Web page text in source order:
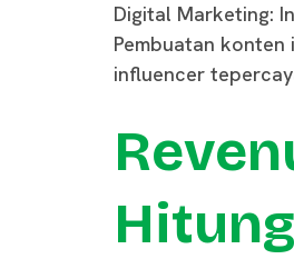
Digital Marketing:
Pembuatan
influencer